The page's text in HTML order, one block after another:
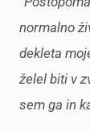
normalno
dekleta
želel biti v
sem ga in